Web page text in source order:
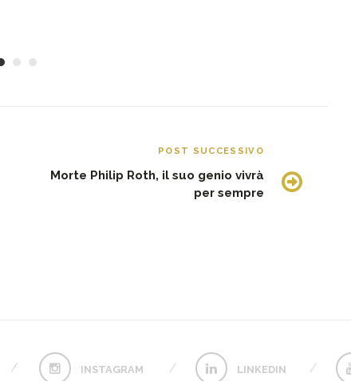
POST SUCCESSIVO
Morte Philip Roth, il suo genio vivrà
per sempre
INSTAGRAM LINKEDIN